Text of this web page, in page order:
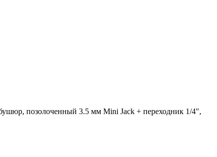
позолоченный 3.5 мм Mini Jack + переходник 1/4",